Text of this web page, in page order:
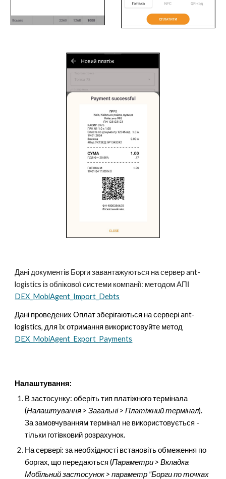
Дані документів Борги завантажуються на сервер ant-
logistics із облікової системи компанії: методом АПІ
DEX_MobiAgent_Import_Debts
Дані проведених Оплат зберігаються на сервері ant-
logistics, для їх отримання використовуйте метод
DEX_MobiAgent_Export_Payments
Налаштування:
В застосунку: оберіть тип платіжного термінала
(Налаштування > Загальні > Платіжний термінал).
За замовчуванням термінал не використовується -
тільки готівковий розрахунок.
На сервері: за необхідності встановіть обмеження по
боргах, що передаються (Параметри > Вкладка
Мобільний застосунок > параметр "Борги по точках